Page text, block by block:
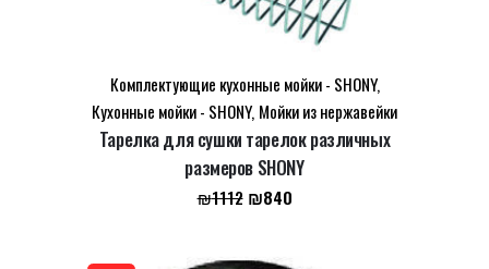
Name*
Комплектующие кухонные мойки - SHONY,
Кухонные мойки - SHONY, Мойки из нержавейки
Тарелка для сушки тарелок различных
размеров SHONY
₪1112 Первоначальная
₪840Текущая